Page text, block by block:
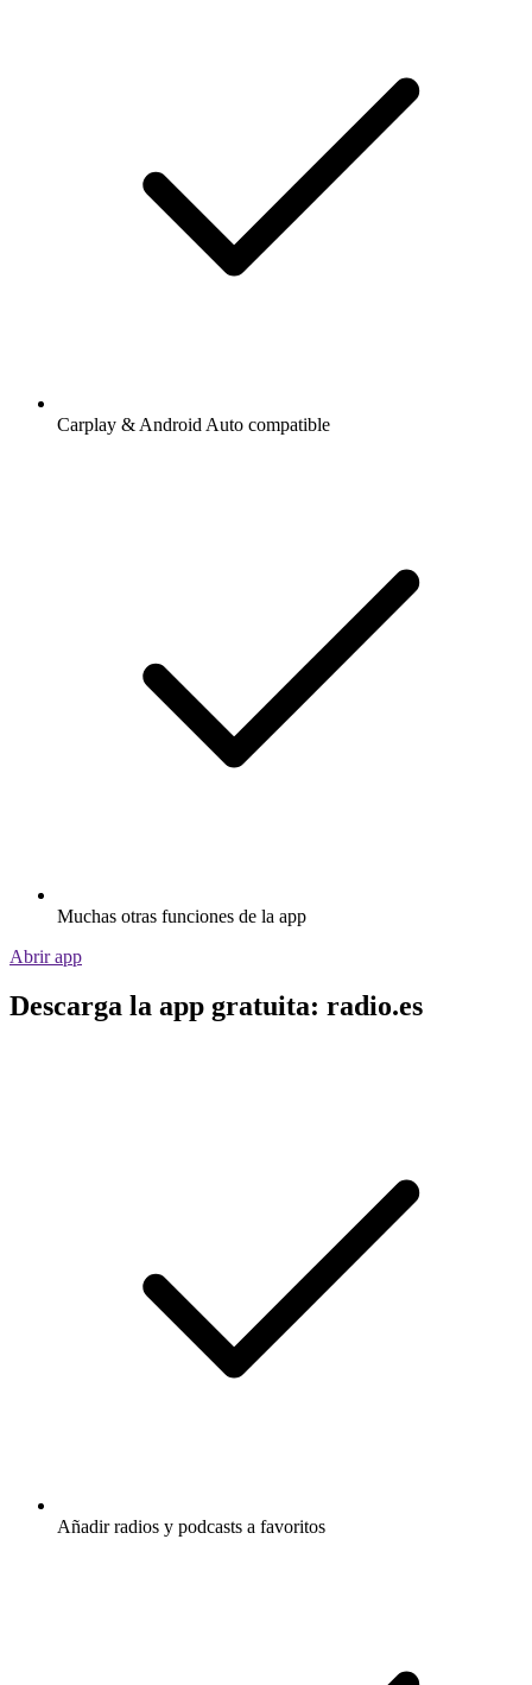
Carplay & Android Auto compatible
Muchas otras funciones de la app
Abrir app
Descarga la app gratuita: radio.es
Añadir radios y podcasts a favoritos